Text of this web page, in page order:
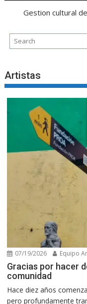
Gestion cultural
Artistas
07/19/2026 Equipo
Gracias por hacer
comunidad
Hace diez años
pero profundamente